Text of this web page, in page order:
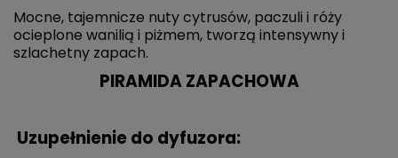
Mocne, tajemnicze nuty cytrusów, paczuli i róży
ocieplone wanilią i piżmem, tworzą intensywny i
szlachetny zapach.
PIRAMIDA ZAPACHOWA
Uzupełnienie do dyfuzora: